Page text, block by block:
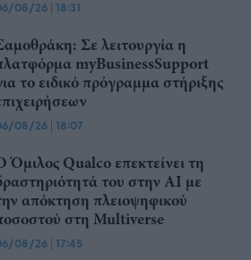
08/26 | 18:31
Σε λειτουργία η
myBusinessSupport
το ειδικό πρόγραμμα στήριξης
08/26 | 18:07
Όμιλος Qualco επεκτείνει τη
του στην ΑΙ με
απόκτηση πλειοψηφικού
στη Multiverse
08/26 | 17:45